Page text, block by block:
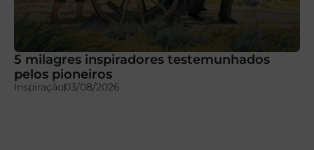
5 milagres inspiradores testemunhados
pelos pioneiros
Inspiração03/08/2026